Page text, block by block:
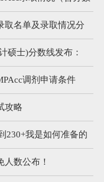
取名单及录取情况分
硕士)分数线发布：
调剂申请条件
攻略
230+我是如何准备的
人数公布！